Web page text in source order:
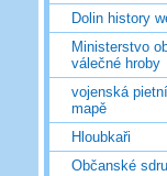
Dolin history
Ministerstvo
válečné hroby
vojenská
mapě
Hloubkaři
Občanské